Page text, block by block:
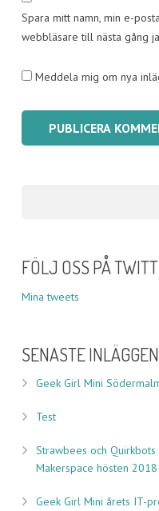
Spara mitt namn, min e-
webbläsare till nästa gång
Meddela mig om nya
FÖLJ OSS PÅ
Mina tweets
SENASTE INLÄGGEN
Geek Girl Mini
Test
Strawbees och
Makerspace hösten 2018
Geek Girl Mini årets IT-